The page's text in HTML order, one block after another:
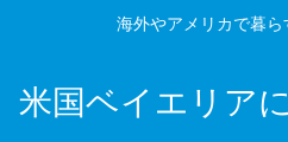
海外やアメリカで暮
米国ベイエリア